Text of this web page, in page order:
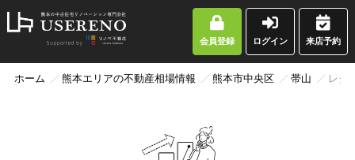
会員登録 ログイン 来店予約
ホーム 熊本エリアの不動産相場情報 熊本市中央区 帯山 レク